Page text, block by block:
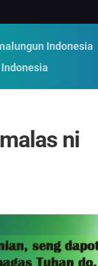
Indonesia
ni